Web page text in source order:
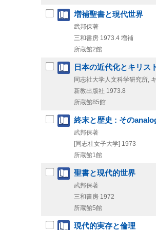
増補聖書と現代世界
武邦保著
三和書房 1973.4 増補
所蔵館2館
日本の近代化とキリス
同志社大学人文科学研究所,
新教出版社 1973.8
所蔵館85館
終末と歴史 : その
武邦保著
[同志社女子大学] 1973
所蔵館1館
聖書と現代的世界
武邦保著
三和書房 1972
所蔵館5館
現代的実存と倫理